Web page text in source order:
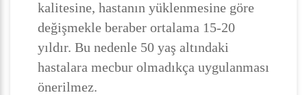
kalitesine, hastanın yüklenmesine göre
değişmekle beraber ortalama 15-20
yıldır. Bu nedenle 50 yaş altındaki
hastalara mecbur olmadıkça uygulanması
önerilmez.